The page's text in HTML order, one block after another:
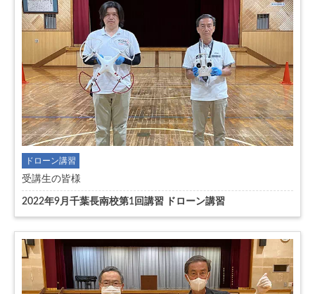
ドローン講習
受講生の皆様
2022年9月千葉長南校第1回講習 ドローン講習